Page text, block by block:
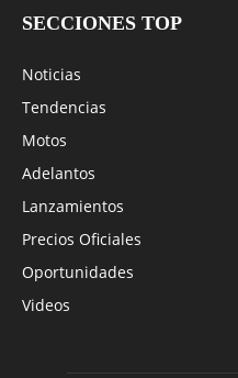
SECCIONES TOP
Noticias
Tendencias
Motos
Adelantos
Lanzamientos
Precios Oficiales
Oportunidades
Videos